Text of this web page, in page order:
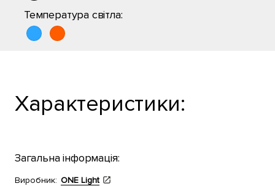
Температура світла:
Характеристики:
Загальна інформація:
Виробник: ONE Light